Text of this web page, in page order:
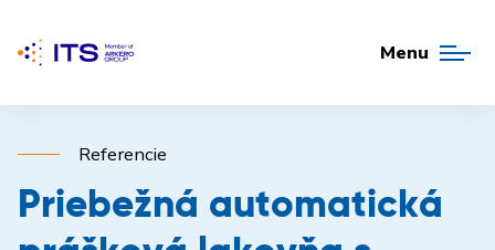
Menu
Referencie
Priebežná automatická